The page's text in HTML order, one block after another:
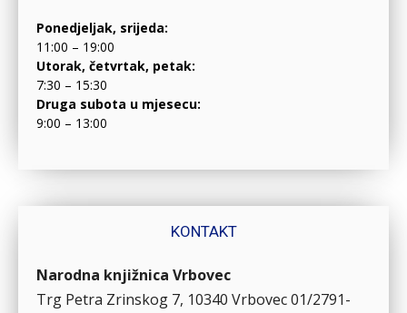
Ponedjeljak, srijeda:
11:00 – 19:00
Utorak, četvrtak, petak:
7:30 – 15:30
Druga subota u mjesecu:
9:00 – 13:00
KONTAKT
Narodna knjižnica Vrbovec
Trg Petra Zrinskog 7, 10340 Vrbovec01/2791-